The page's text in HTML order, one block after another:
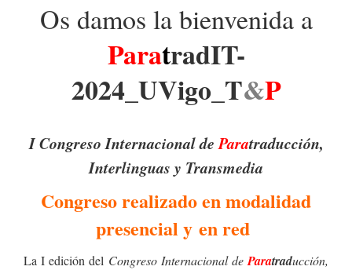
Os damos la bienvenida a
ParatradIT-
2024_UVigo_T&P
I Congreso Internacional deParatraducción,
Interlinguas y Transmedia
Congreso realizado en modalidad
presencial y en red
La I edición del Congreso Internacional deParatraducción,